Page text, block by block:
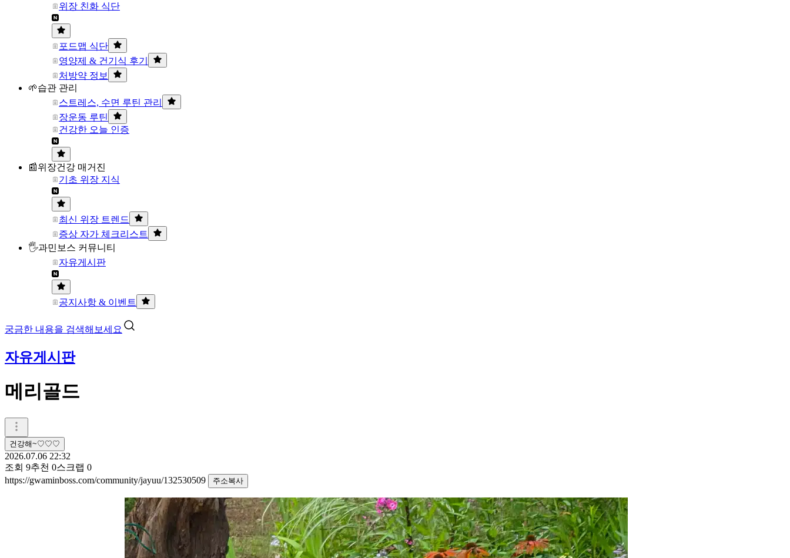
위장 친화 식단
포드맵 식단
영양제 & 건기식 후기
처방약 정보
🌱습관 관리
스트레스, 수면 루틴 관리
장운동 루틴
건강한 오늘 인증
📰위장건강 매거진
기초 위장 지식
최신 위장 트렌드
증상 자가 체크리스트
🖐과민보스 커뮤니티
자유게시판
공지사항 & 이벤트
궁금한 내용을 검색해보세요
자유게시판
메리골드
건강해~♡♡♡
2026.07.06 22:32
조회 9추천 0스크랩 0
https://gwaminboss.com/community/jayuu/132530509
주소복사